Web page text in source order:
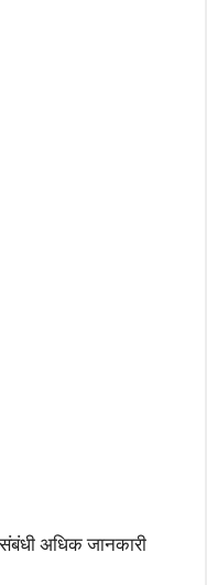
अधिक जानकारी